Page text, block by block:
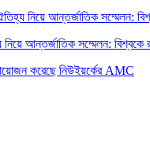
নিয়ে আন্তর্জাতিক সম্মেলন:
আন্তর্জাতিক সম্মেলন: বিশ্বকে
করেছে নিউইয়র্কের AMC